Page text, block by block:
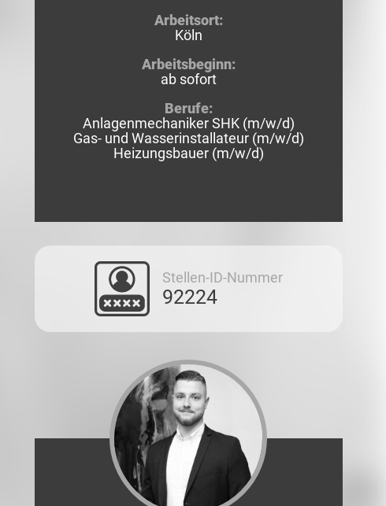
Arbeitsort:
Köln
Arbeitsbeginn:
ab sofort
Berufe:
Anlagenmechaniker SHK (m/w/d)
Gas- und Wasserinstallateur (m/w/d)
Heizungsbauer (m/w/d)
Stellen-ID-Nummer
92224